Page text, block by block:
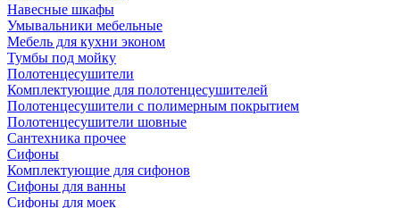
Навесные шкафы
Умывальники мебельные
Мебель для кухни эконом
Тумбы под мойку
Полотенцесушители
Комплектующие для полотенцесушителей
Полотенцесушители с полимерным покрытием
Полотенцесушители шовные
Сантехника прочее
Сифоны
Комплектующие для сифонов
Сифоны для ванны
Сифоны для моек